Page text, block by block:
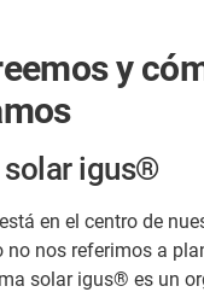
y
solar igus®
en el centro de
no nos referimos a
solar igus® es un